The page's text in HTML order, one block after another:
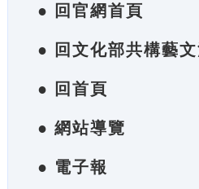
● 回官網首頁
● 回文化部共構藝
● 回首頁
● 網站導覽
● 電子報